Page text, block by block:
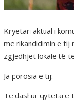
Kryetari aktual i
me rikandidimin e tij
zgjedhjet lokale të
Ja porosia e tij:
Të dashur qytetarë